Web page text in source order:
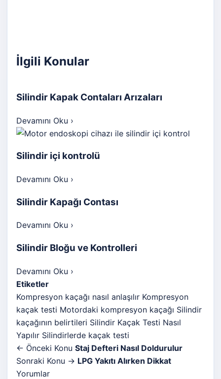
İlgili Konular
Silindir Kapak Contaları Arızaları
Devamını Oku ›
Silindir içi kontrolü
Devamını Oku ›
Silindir Kapağı Contası
Devamını Oku ›
Silindir Bloğu ve Kontrolleri
Devamını Oku ›
Etiketler
Kompresyon kaçağı nasıl anlaşılır Kompresyon
kaçak testi Motordaki kompresyon kaçağı Silindir
kaçağının belirtileri Silindir Kaçak Testi Nasıl
Yapılır Silindirlerde kaçak testi
← Önceki Konu Staj Defteri Nasıl Doldurulur
Sonraki Konu → LPG Yakıtı Alırken Dikkat
Yorumlar